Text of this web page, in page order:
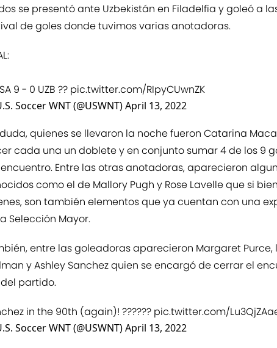
se presentó ante Uzbekistán en Filadelfia y goleó a
de goles donde tuvimos varias anotadoras.
9 - 0 UZB ?? pic.twitter.com/RIpyCUwnZK
Soccer WNT (@USWNT)April 13, 2022
quienes se llevaron la noche fueron Catarina
cada una un doblete y en conjunto sumar 4 de los 9
Entre las otras anotadoras, aparecieron
como el de Mallory Pugh y Rose Lavelle que si
son también elementos que ya cuentan con una
Selección Mayor.
entre las goleadoras aparecieron Margaret Purce,
y Ashley Sanchez quien se encargó de cerrar el
partido.
in the 90th (again)! ?????? pic.twitter.com/
Soccer WNT (@USWNT)April 13, 2022